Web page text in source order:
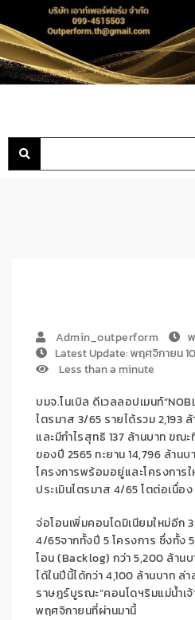
Admin_outperform
Latest Update: พฤศจิกายน
Less than a minute
บมจ.โนเบิล ดีเวลลอปเมนท์“
ไตรมาส 3/65 รายได้รวม2,193
และมีกำไรสุทธิ 137 ล้านบาท ขณะ
ของปี 2565 ทะยาน14,796 ล้านบ
โครงการพร้อมอยู่และโครงการ
ประเมินไตรมาส 4/65 โตต่อเนื่อง
จ่อโอนเพมคอนโดมิเนียมใหม่อีก3
4/65จากทั้งปี 5โครงการ ซึ่งทั้ง5
โอน(Backlog) กว่า5,200 ล้านบ
ได้ในปีนี้ได้กว่า4,100 ล้านบาท ล่า
ราษฎร์บูรณะ”คอนโดฯริมแม่น้ำเ
พฤศจิกายนที่ผ่านมานี้